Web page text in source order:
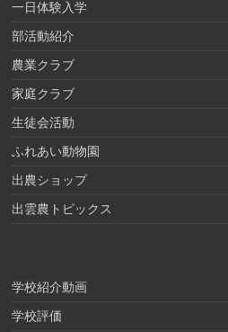
一日体験入学
部活動紹介
農業クラブ
家庭クラブ
生徒会活動
ふれあい動物園
出農ショップ
出雲農トピックス
学校紹介動画
学校評価